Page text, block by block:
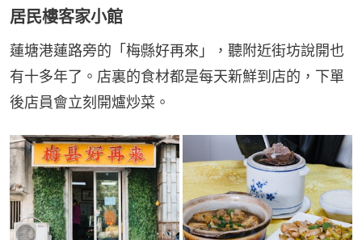
居民樓客家小館
蓮塘港蓮路旁的「梅縣好再來」，聽附近街坊說開也
有十多年了。店裏的食材都是每天新鮮到店的，下單
後店員會立刻開爐炒菜。